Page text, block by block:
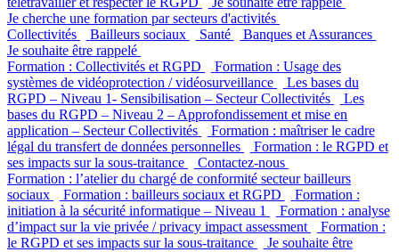
Je cherche une formation par secteurs d'activités
Collectivités
Bailleurs sociaux Santé
Banques et Assurances
Je souhaite être rappelé
Formation : Collectivités et RGPD
Formation : Usage des
systèmes de vidéoprotection / vidéosurveillance
Les bases du
RGPD – Niveau 1- Sensibilisation – Secteur Collectivités
Les
bases du RGPD – Niveau 2 – Approfondissement et mise en
application – Secteur Collectivités
Formation : maîtriser le cadre
légal du transfert de données personnelles
Formation : le RGPD et
ses impacts sur la sous-traitance
Contactez-nous
Formation : l’atelier du chargé de conformité secteur bailleurs
sociaux
Formation : bailleurs sociaux et RGPD
Formation :
initiation à la sécurité informatique – Niveau 1
Formation : analyse
d’impact sur la vie privée / privacy impact assessment
Formation :
le RGPD et ses impacts sur la sous-traitance
Je souhaite être